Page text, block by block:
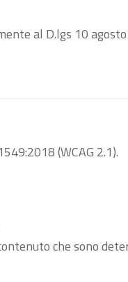
al D.lgs 10
(WCAG 2.1).
che sono